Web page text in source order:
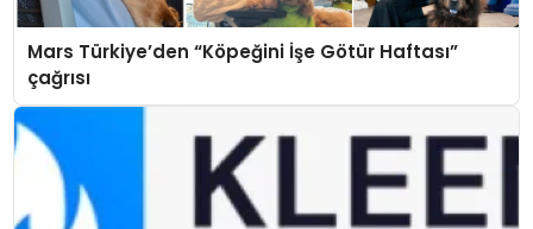
Mars Türkiye’den “Köpeğini İşe Götür Haftası”
çağrısı